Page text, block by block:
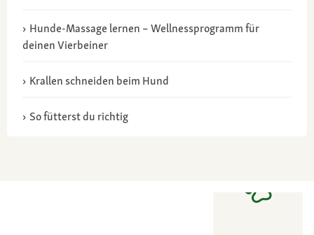
Hunde-Massage lernen – Wellnessprogramm für
deinen Vierbeiner
Krallen schneiden beim Hund
So fütterst du richtig